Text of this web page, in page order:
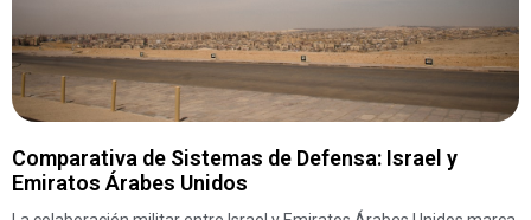
Comparativa de Sistemas de Defensa: Israel y
Emiratos Árabes Unidos